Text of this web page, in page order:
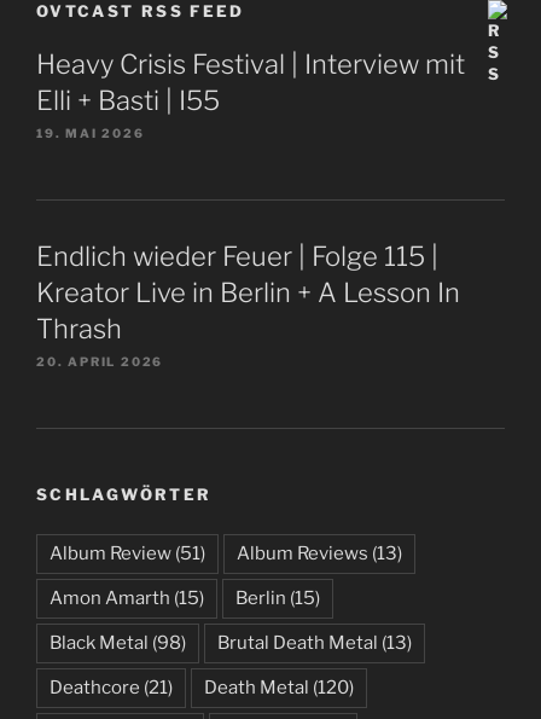
OVTCAST RSS FEED
Heavy Crisis Festival | Interview mit
Elli + Basti | I55
19. MAI 2026
Endlich wieder Feuer | Folge 115 |
Kreator Live in Berlin + A Lesson In
Thrash
20. APRIL 2026
SCHLAGWÖRTER
Album Review (51) Album Reviews (13)
Amon Amarth (15) Berlin (15)
Black Metal (98) Brutal Death Metal (13)
Deathcore (21) Death Metal (120)